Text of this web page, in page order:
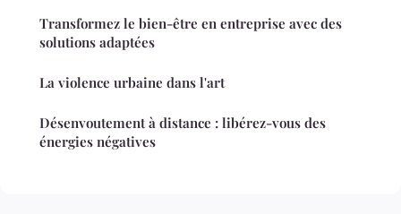
Transformez le bien-être en entreprise avec des
solutions adaptées
La violence urbaine dans l'art
Désenvoutement à distance : libérez-vous des
énergies négatives